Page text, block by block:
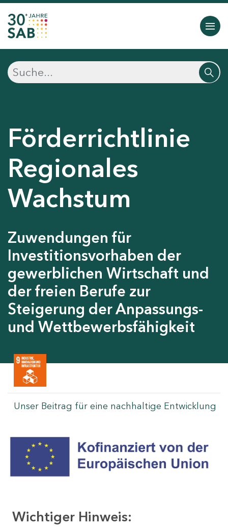
Förderrichtlinie
Regionales
Wachstum
Zuwendungen für
Investitionsvorhaben der
gewerblichen Wirtschaft und
der freien Berufe zur
Steigerung der Anpassungs-
und Wettbewerbsfähigkeit
Unser Beitrag für eine nachhaltige Entwicklung
Wichtiger Hinweis: